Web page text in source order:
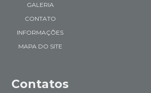
GALERIA
CONTATO
INFORMAÇÕES
MAPA DO SITE
Contatos